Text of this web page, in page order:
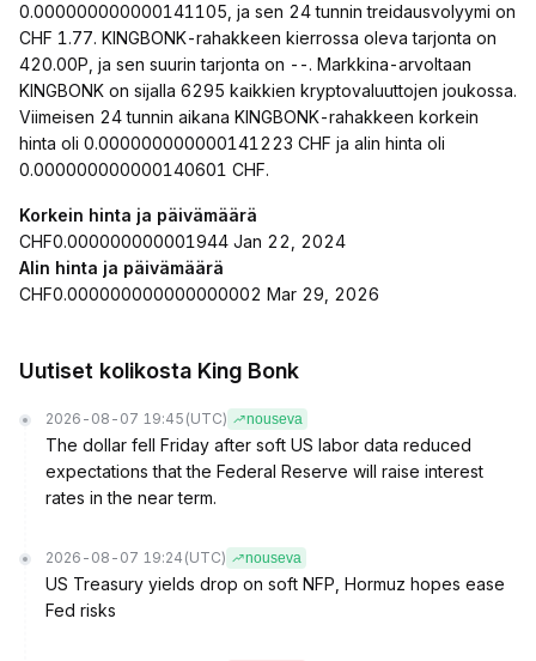
0.000000000000141105, ja sen 24 tunnin treidausvolyymi on
CHF 1.77. KINGBONK-rahakkeen kierrossa oleva tarjonta on
420.00P, ja sen suurin tarjonta on --. Markkina-arvoltaan
KINGBONK on sijalla 6295 kaikkien kryptovaluuttojen joukossa.
Viimeisen 24 tunnin aikana KINGBONK-rahakkeen korkein
hinta oli 0.000000000000141223 CHF ja alin hinta oli
0.000000000000140601 CHF.
Korkein hinta ja päivämäärä
CHF0.000000000001944 Jan 22, 2024
Alin hinta ja päivämäärä
CHF0.000000000000000002 Mar 29, 2026
Uutiset kolikosta King Bonk
2026-08-07 19:45 (UTC) nouseva
The dollar fell Friday after soft US labor data reduced
expectations that the Federal Reserve will raise interest
rates in the near term.
2026-08-07 19:24 (UTC) nouseva
US Treasury yields drop on soft NFP, Hormuz hopes ease
Fed risks